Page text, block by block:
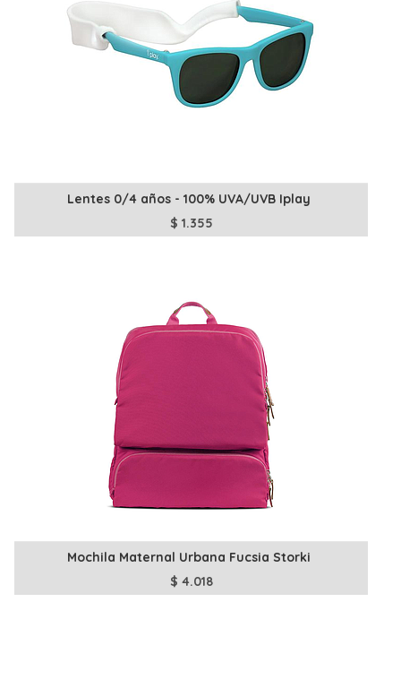
Lentes 0/4 años - 100% UVA/UVB Iplay
$ 1.355
Mochila Maternal Urbana Fucsia Storki
$ 4.018